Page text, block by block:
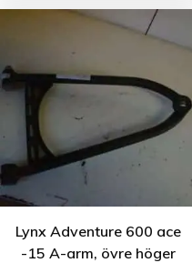
Lynx Adventure 600 ace
-15 A-arm, övre höger